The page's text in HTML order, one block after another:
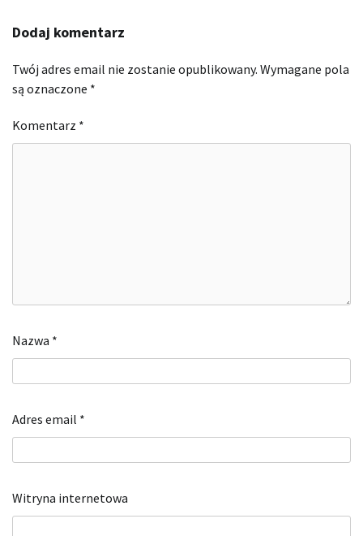
Dodaj komentarz
Twój adres email nie zostanie opublikowany. Wymagane pola
są oznaczone *
Komentarz *
Nazwa *
Adres email *
Witryna internetowa